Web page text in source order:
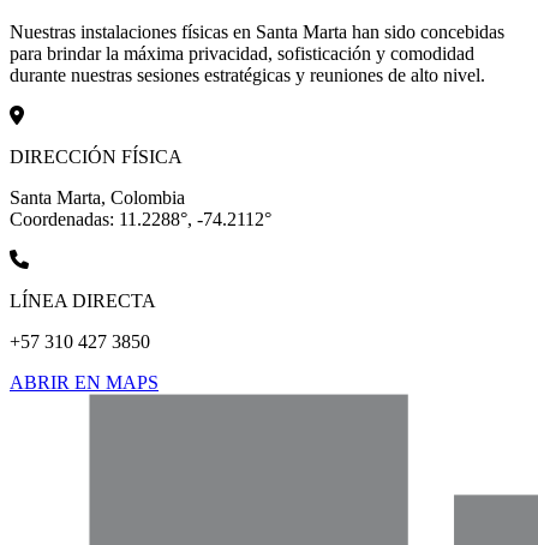
Nuestras instalaciones físicas en Santa Marta han sido concebidas
para brindar la máxima privacidad, sofisticación y comodidad
durante nuestras sesiones estratégicas y reuniones de alto nivel.
DIRECCIÓN FÍSICA
Santa Marta, Colombia
Coordenadas: 11.2288°, -74.2112°
LÍNEA DIRECTA
+57 310 427 3850
ABRIR EN MAPS